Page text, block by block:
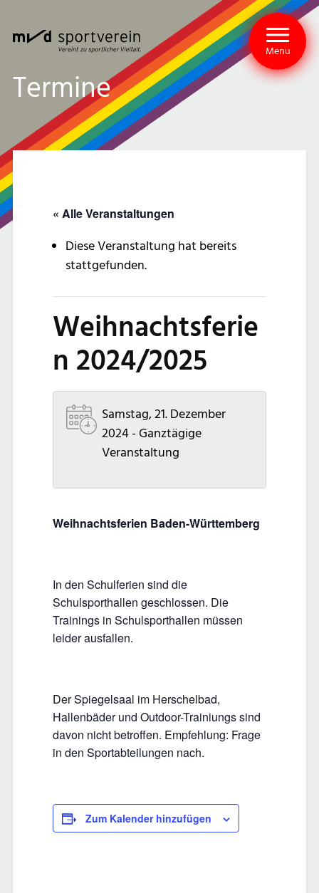
Menu
Termine
« Alle Veranstaltungen
Diese Veranstaltung hat bereits
stattgefunden.
Weihnachtsferie
n 2024/2025
Samstag, 21. Dezember
2024 - Ganztägige
Veranstaltung
Weihnachtsferien Baden-Württemberg
In den Schulferien sind die
Schulsporthallen geschlossen. Die
Trainings in Schulsporthallen müssen
leider ausfallen.
Der Spiegelsaal im Herschelbad,
Hallenbäder und Outdoor-Trainiungs sind
davon nicht betroffen. Empfehlung: Frage
in den Sportabteilungen nach.
Zum Kalender hinzufügen